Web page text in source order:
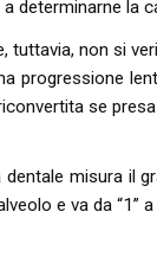
determinarne la
tuttavia, non si
progressione
se
dentale misura il
e va da “1” a